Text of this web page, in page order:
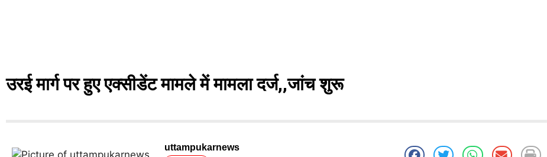
उरई मार्ग पर हुए एक्सीडेंट मामले में मामला दर्ज,,जांच शुरू
uttampukarnews